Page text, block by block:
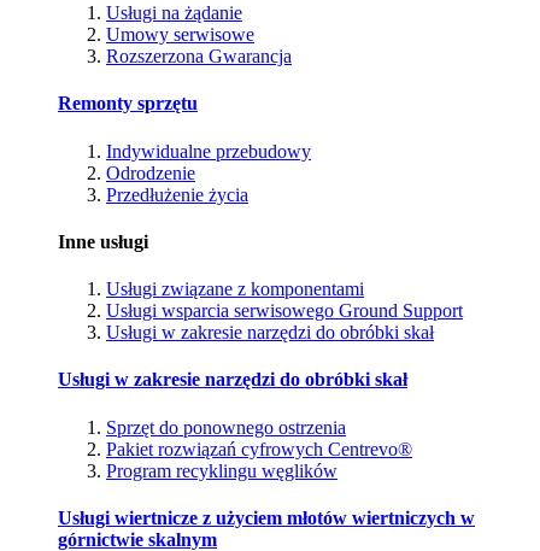
Usługi na żądanie
Umowy serwisowe
Rozszerzona Gwarancja
Remonty sprzętu
Indywidualne przebudowy
Odrodzenie
Przedłużenie życia
Inne usługi
Usługi związane z komponentami
Usługi wsparcia serwisowego Ground Support
Usługi w zakresie narzędzi do obróbki skał
Usługi w zakresie narzędzi do obróbki skał
Sprzęt do ponownego ostrzenia
Pakiet rozwiązań cyfrowych Centrevo®
Program recyklingu węglików
Usługi wiertnicze z użyciem młotów wiertniczych w
górnictwie skalnym